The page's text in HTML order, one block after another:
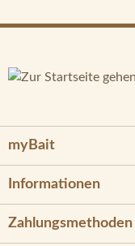
myBait
Informationen
Zahlungsmethoden